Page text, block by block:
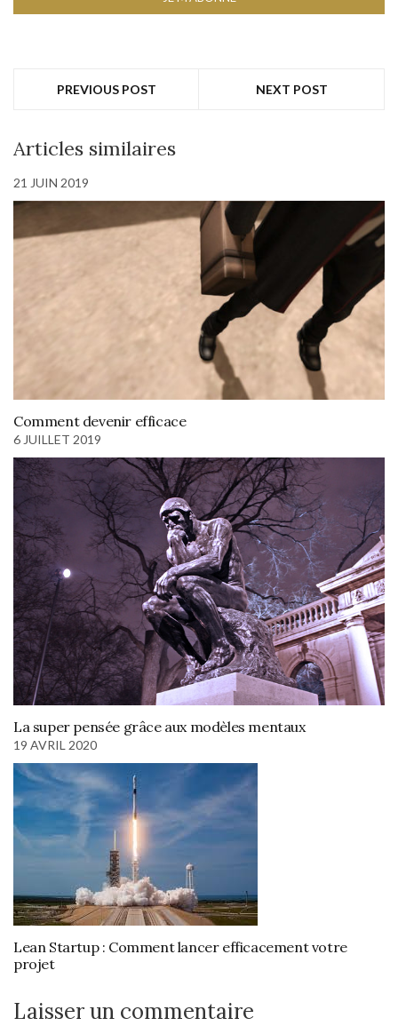
PREVIOUS POST NEXT POST
Articles similaires
21 JUIN 2019
Comment devenir efficace
6 JUILLET 2019
La super pensée grâce aux modèles mentaux
19 AVRIL 2020
Lean Startup : Comment lancer efficacement votre
projet
Laisser un commentaire